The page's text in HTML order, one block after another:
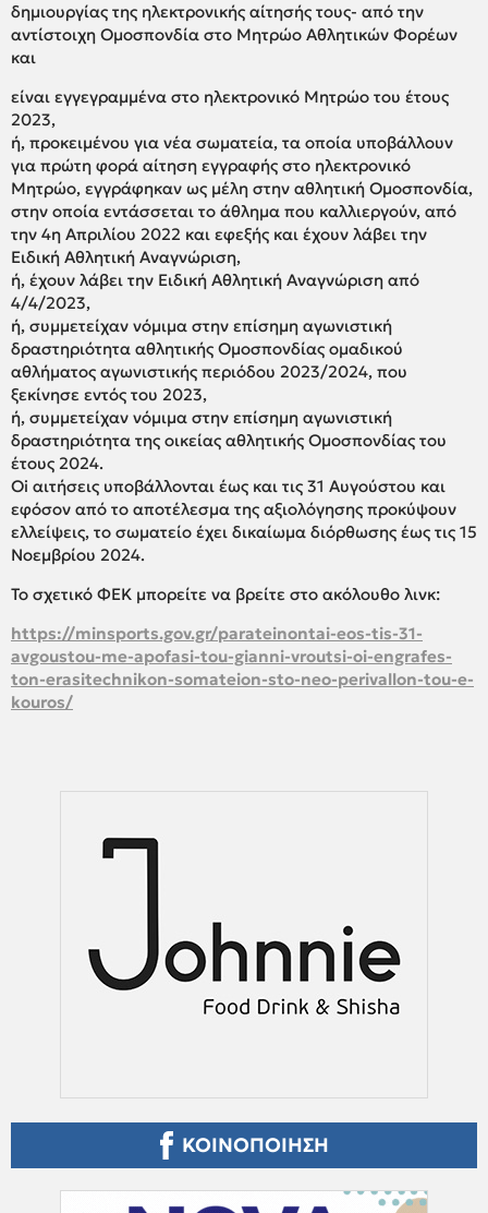
δημιουργίας της ηλεκτρονικής αίτησής τους- από την
αντίστοιχη Ομοσπονδία στο Μητρώο Αθλητικών Φορέων
και
είναι εγγεγραμμένα στο ηλεκτρονικό Μητρώο του έτους
2023,
ή, προκειμένου για νέα σωματεία, τα οποία υποβάλλουν
για πρώτη φορά αίτηση εγγραφής στο ηλεκτρονικό
Μητρώο, εγγράφηκαν ως μέλη στην αθλητική Ομοσπονδία,
στην οποία εντάσσεται το άθλημα που καλλιεργούν, από
την 4η Απριλίου 2022 και εφεξής και έχουν λάβει την
Ειδική Αθλητική Αναγνώριση,
ή, έχουν λάβει την Ειδική Αθλητική Αναγνώριση από
4/4/2023,
ή, συμμετείχαν νόμιμα στην επίσημη αγωνιστική
δραστηριότητα αθλητικής Ομοσπονδίας ομαδικού
αθλήματος αγωνιστικής περιόδου 2023/2024, που
ξεκίνησε εντός του 2023,
ή, συμμετείχαν νόμιμα στην επίσημη αγωνιστική
δραστηριότητα της οικείας αθλητικής Ομοσπονδίας του
έτους 2024.
Οi αιτήσεις υποβάλλονται έως και τις 31 Αυγούστου και
εφόσον από το αποτέλεσμα της αξιολόγησης προκύψουν
ελλείψεις, το σωματείο έχει δικαίωμα διόρθωσης έως τις 15
Νοεμβρίου 2024.
Το σχετικό ΦΕΚ μπορείτε να βρείτε στο ακόλουθο λινκ:
https://minsports.gov.gr/parateinontai-eos-tis-31-
avgoustou-me-apofasi-tou-gianni-vroutsi-oi-engrafes-
ton-erasitechnikon-somateion-sto-neo-perivallon-tou-e-
kouros/
ΚΟΙΝΟΠΟΙΗΣΗ